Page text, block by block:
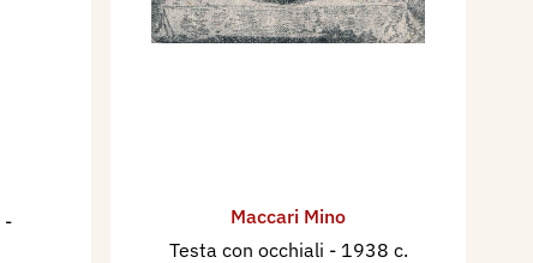
-
Maccari Mino
Testa con occhiali - 1938 c.